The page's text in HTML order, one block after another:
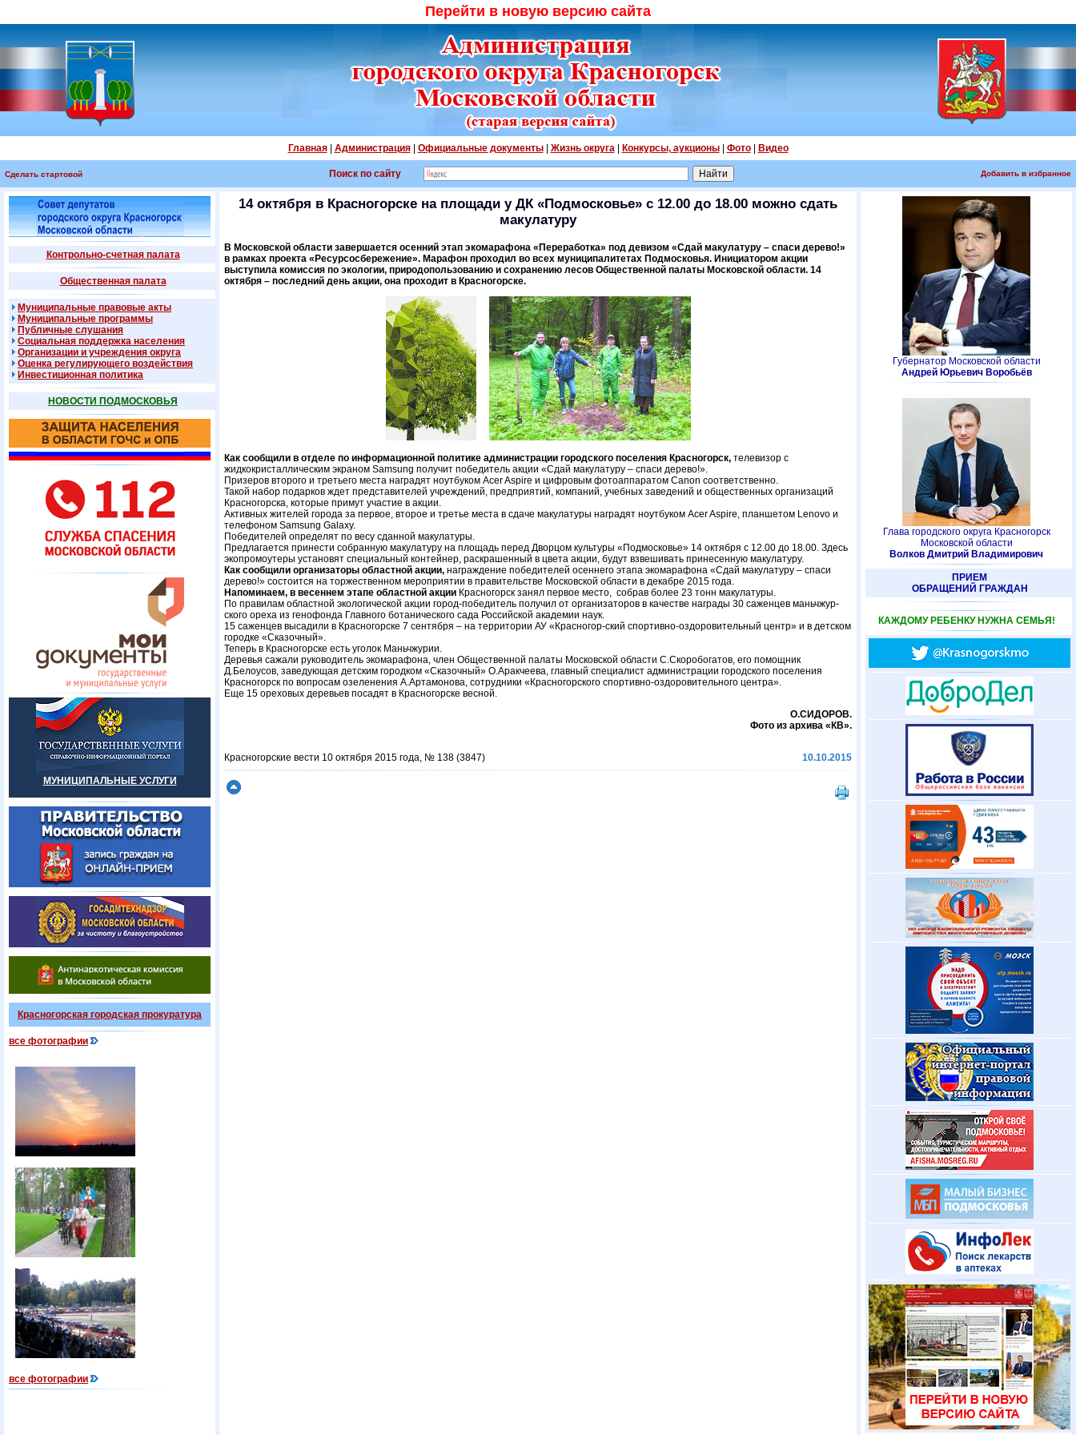
Перейти в новую версию сайта
Главная| Администрация| Официальные документы| Жизнь округа| Конкурсы, аукционы| Фото| Видео
Сделать стартовой Поиск по сайту Добавить в избранное
Контрольно-счетная палата
Общественная палата
Муниципальные правовые акты
Муниципальные программы
Публичные слушания
Социальная поддержка населения
Организации и учреждения округа
Оценка регулирующего воздействия
Инвестиционная политика
НОВОСТИ ПОДМОСКОВЬЯ
МУНИЦИПАЛЬНЫЕ УСЛУГИ
Красногорская городская прокуратура
все фотографии
все фотографии
14 октября в Красногорске на площади у ДК «Подмосковье» с 12.00 до 18.00 можно сдать
макулатуру
В Московской области завершается осенний этап экомарафона «Переработка» под девизом «Сдай макулатуру – спаси дерево!»
в рамках проекта «Ресурсосбережение». Марафон проходил во всех муниципалитетах Подмосковья. Инициатором акции
выступила комиссия по экологии, природопользованию и сохранению лесов Общественной палаты Московской области. 14
октября – последний день акции, она проходит в Красногорске.
Как сообщили в отделе по информационной политике администрации городского поселения Красногорск, телевизор с
жидкокристаллическим экраном Samsung получит победитель акции «Сдай макулатуру – спаси дерево!».
Призеров второго и третьего места наградят ноутбуком Acer Aspire и цифровым фотоаппаратом Canon соответственно.
Такой набор подарков ждет представителей учреждений, предприятий, компаний, учебных заведений и общественных организаций
Красногорска, которые примут участие в акции.
Активных жителей города за первое, второе и третье места в сдаче макулатуры наградят ноутбуком Acer Aspire, планшетом Lenovo и
телефоном Samsung Galaxy.
Победителей определят по весу сданной макулатуры.
Предлагается принести собранную макулатуру на площадь перед Дворцом культуры «Подмосковье» 14 октября с 12.00 до 18.00. Здесь
экопромоутеры установят специальный контейнер, раскрашенный в цвета акции, будут взвешивать принесенную макулатуру.
Как сообщили организаторы областной акции, награждение победителей осеннего этапа экомарафона «Сдай макулатуру – спаси
дерево!» состоится на торжественном мероприятии в правительстве Московской области в декабре 2015 года.
Напоминаем, в весеннем этапе областной акции Красногорск занял первое место, собрав более 23 тонн макулатуры.
По правилам областной экологической акции город-победитель получил от организаторов в качестве награды 30 саженцев маньчжур-
ского ореха из генофонда Главного ботанического сада Российской академии наук.
15 саженцев высадили в Красногорске 7 сентября – на территории АУ «Красногор-ский спортивно-оздоровительный центр» и в детском
городке «Сказочный».
Теперь в Красногорске есть уголок Маньчжурии.
Деревья сажали руководитель экомарафона, член Общественной палаты Московской области С.Скоробогатов, его помощник
Д.Белоусов, заведующая детским городком «Сказочный» О.Аракчеева, главный специалист администрации городского поселения
Красногорск по вопросам озеленения А.Артамонова, сотрудники «Красногорского спортивно-оздоровительного центра».
Еще 15 ореховых деревьев посадят в Красногорске весной.
О.СИДОРОВ.
Фото из архива «КВ».
Красногорские вести 10 октября 2015 года, № 138 (3847) 10.10.2015
Губернатор Московской области
Андрей Юрьевич Воробьёв
Глава городского округа Красногорск
Московской области
Волков Дмитрий Владимирович
ПРИЕМ
ОБРАЩЕНИЙ ГРАЖДАН
КАЖДОМУ РЕБЕНКУ НУЖНА СЕМЬЯ!